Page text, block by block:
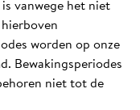
vanwege het niet
worden op onze
Bewakingsperiodes
niet tot de